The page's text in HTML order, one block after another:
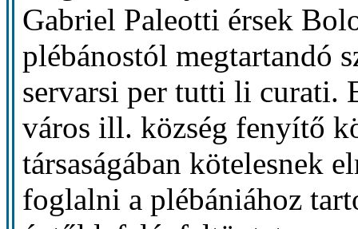
Gabriel Paleotti érsek
plébánostól megtartandó
servarsi per tutti li curati.
város ill. község fenyítő
társaságában kötelesnek
foglalni a plébániához